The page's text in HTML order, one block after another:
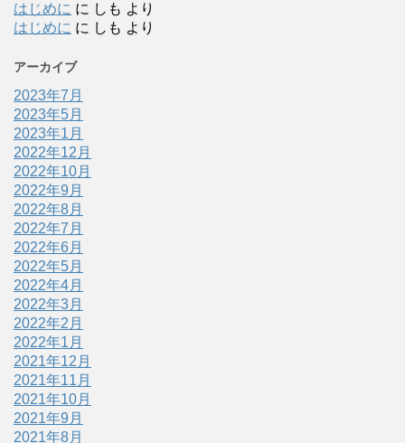
はじめに に しも より
はじめに に しも より
アーカイブ
2023年7月
2023年5月
2023年1月
2022年12月
2022年10月
2022年9月
2022年8月
2022年7月
2022年6月
2022年5月
2022年4月
2022年3月
2022年2月
2022年1月
2021年12月
2021年11月
2021年10月
2021年9月
2021年8月